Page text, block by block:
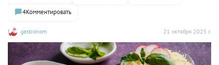
gastronom 21 октября 2025 г.
4Комментировать